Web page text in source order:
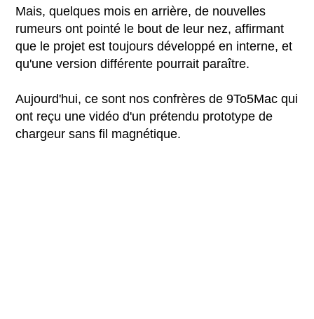
Mais, quelques mois en arrière, de nouvelles
rumeurs ont pointé le bout de leur nez, affirmant
que le projet est toujours développé en interne, et
qu'une version différente pourrait paraître.
Aujourd'hui, ce sont nos confrères de 9To5Mac qui
ont reçu une vidéo d'un prétendu prototype de
chargeur sans fil magnétique.